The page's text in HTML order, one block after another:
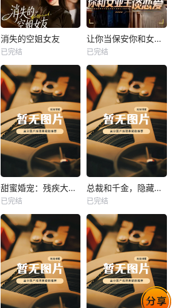
热播
未知
消失的空姐女友
已完结
热播
未知
让你当保安你和女业主谈恋爱
已完结
热播
未知
甜蜜婚宠：残疾大佬夜夜撩
已完结
热播
未知
总裁和千金，隐藏身份闪婚了
已完结